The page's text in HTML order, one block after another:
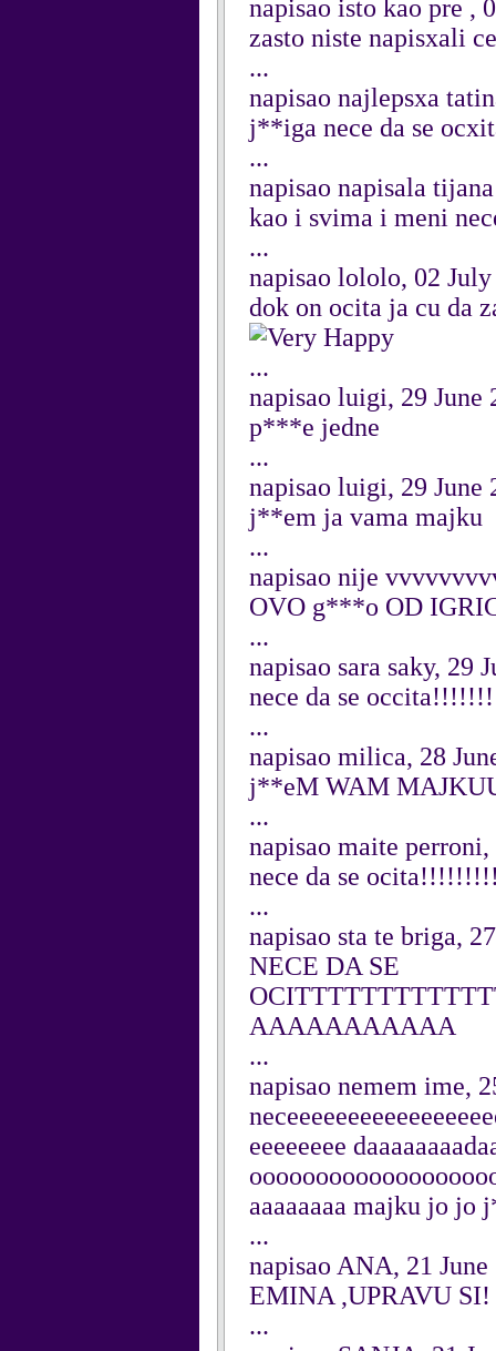
napisao isto kao pre ,
zasto niste napisxali
...
napisao najlepsxa
j**iga nece da se
...
napisao napisala
kao i svima i meni
...
napisao lololo, 02 July
dok on ocita ja cu da
...
napisao luigi, 29 June
p***e jedne
...
napisao luigi, 29 June
j**em ja vama majku
...
napisao nije
OVO g***o OD
...
napisao sara saky, 29
nece da se
...
napisao milica, 28
j**eM WAM
...
napisao maite perroni,
nece da se
...
napisao sta te briga,
NECE DA SE
AAAAAAAAAAA
...
napisao nemem ime,
eeeeeeee
aaaaaaaa majku jo
...
napisao ANA, 21 June
EMINA ,UPRAVU SI!
...